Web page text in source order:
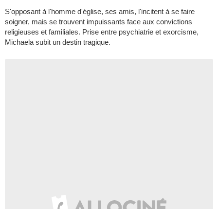
S'opposant à l'homme d'église, ses amis, l'incitent à se faire
soigner, mais se trouvent impuissants face aux convictions
religieuses et familiales. Prise entre psychiatrie et exorcisme,
Michaela subit un destin tragique.